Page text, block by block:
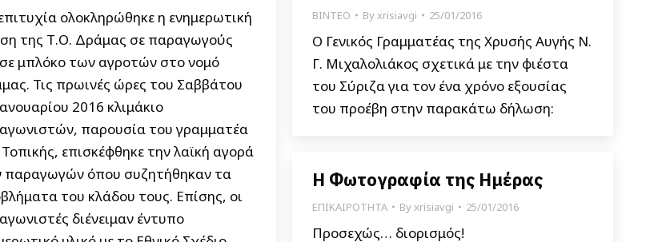
ολοκληρώθηκε η ενημερωτική
της Τ.Ο. Δράμας σε παραγωγούς
μπλόκο των αγροτών στο νομό
Τις πρωινές ώρες του Σαββάτου
2016 κλιμάκιο
παρουσία του γραμματέα
επισκέφθηκε την λαϊκή αγορά
παραγωγών όπου συζητήθηκαν τα
του κλάδου τους. Επίσης, οι
διένειμαν έντυπο
ΒΙΝΤΕΟ Byxrisiavgi 25/01/2016
Ο Γενικός Γραμματέας της Χρυσής Αυγής Ν.
Γ. Μιχαλολιάκος σχετικά με την φιέστα
του Σύριζα για τον ένα χρόνο εξουσίας
του προέβη στην παρακάτω δήλωση:
Η Φωτογραφία της Ημέρας
ΕΠΙΚΑΙΡΟΤΗΤΑ Byxrisiavgi 25/01/2016
Προσεχώς… διορισμός!